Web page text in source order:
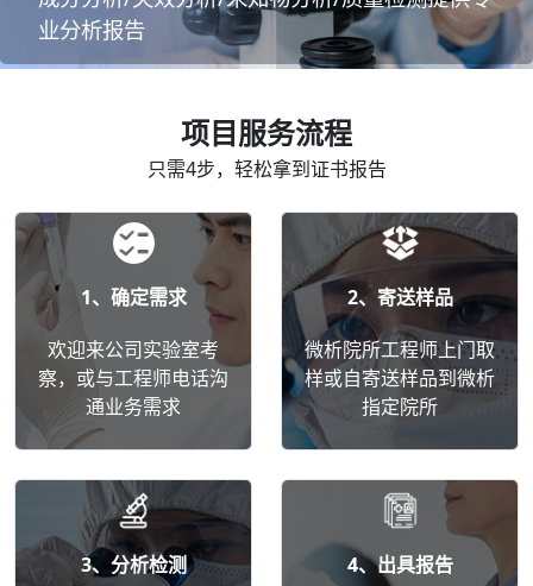
业分析报告
项目服务流程
只需4步，轻松拿到证书报告
1、确定需求
欢迎来公司实验室考
察，或与工程师电话沟
通业务需求
2、寄送样品
微析院所工程师上门取
样或自寄送样品到微析
指定院所
3、分析检测
4、出具报告